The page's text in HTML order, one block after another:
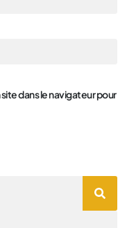
dans le navigateur pour